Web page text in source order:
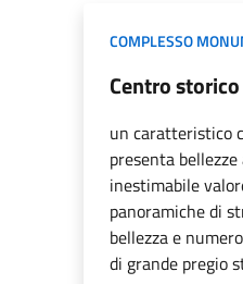
COMPLESSO
Centro storico
un caratteristico
presenta
inestimabile
panoramiche di
bellezza e
di grande pregio